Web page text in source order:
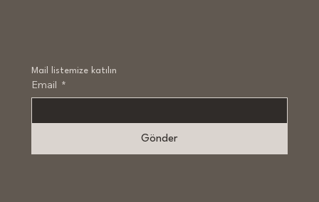
Mail listemize katılın
Email *
Gönder